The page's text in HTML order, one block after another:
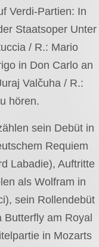
Verdi-Partien: In
Staatsoper Unter
/ R.: Mario
in Don Carlo an
Valčuha / R.:
hören.
sein Debüt in
Requiem
Labadie), Auftritte
als Wolfram in
sein Rollendebüt
am Royal
in Mozarts